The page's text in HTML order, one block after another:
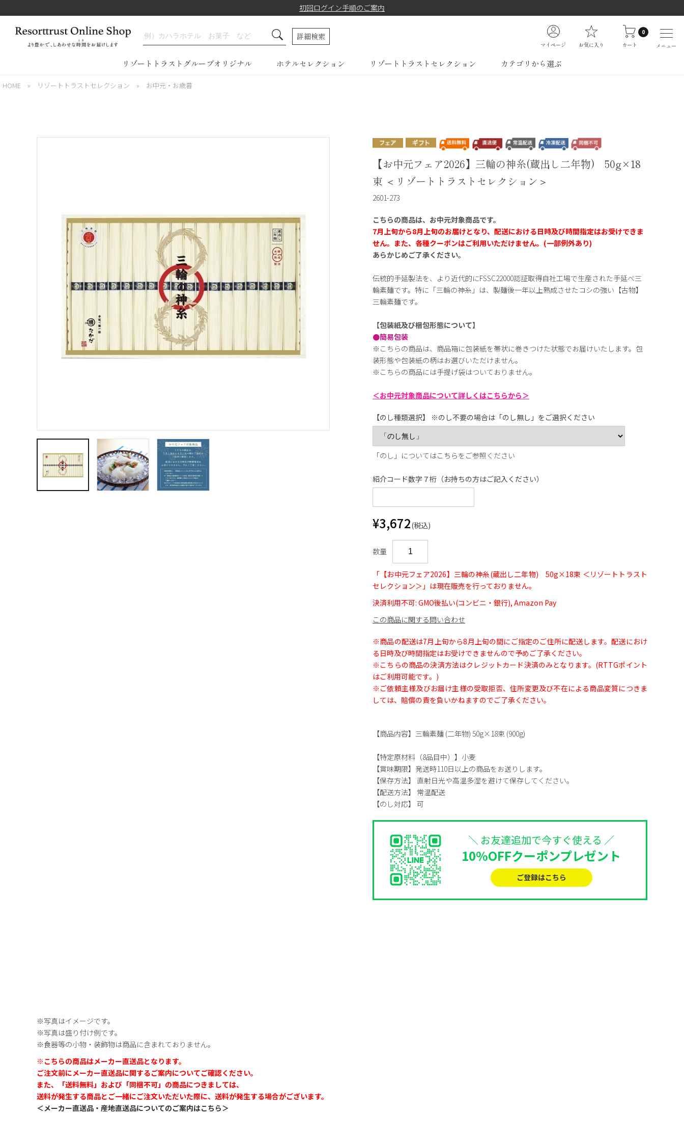
初回ログイン手順のご案内
詳細検索
マイページ お気に入り
0
カート
メニュー
リゾートトラストグループオリジナル ホテルセレクション リゾートトラストセレクション カテゴリから選ぶ
HOME » リゾートトラストセレクション » お中元・お歳暮
【お中元フェア2026】三輪の神糸(蔵出し二年物) 50g×18
束 ＜リゾートトラストセレクション＞
2601-273
こちらの商品は、お中元対象商品です。
7月上旬から8月上旬のお届けとなり、配送における日時及び時間指定はお受けできま
せん。また、各種クーポンはご利用いただけません。(一部例外あり)
あらかじめご了承ください。
伝統的手延製法を、より近代的にFSSC22000認証取得自社工場で生産された手延べ三
輪素麺です。特に「三輪の神糸」は、製麺後一年以上熟成させたコシの強い【古物】
三輪素麺です。
【包装紙及び梱包形態について】
●簡易包装
※こちらの商品は、商品箱に包装紙を帯状に巻きつけた状態でお届けいたします。包
装形態や包装紙の柄はお選びいただけません。
※こちらの商品には手提げ袋はついておりません。
＜お中元対象商品について詳しくはこちらから＞
【のし種類選択】 ※のし不要の場合は「のし無し」をご選択ください
「のし」についてはこちらをご参照ください
紹介コード数字７桁（お持ちの方はご記入ください）
¥3,672(税込)
数量
「【お中元フェア2026】三輪の神糸(蔵出し二年物) 50g×18束 ＜リゾートトラスト
セレクション＞」は現在販売を行っておりません。
決済利用不可: GMO後払い(コンビニ・銀行), Amazon Pay
この商品に関する問い合わせ
※商品の配送は7月上旬から8月上旬の間にご指定のご住所に配送します。配送におけ
る日時及び時間指定はお受けできませんので予めご了承ください。
※こちらの商品の決済方法はクレジットカード決済のみとなります。(RTTGポイント
はご利用可能です。)
※ご依頼主様及びお届け主様の受取拒否、住所変更及び不在による商品変質につきま
しては、賠償の責を負いかねますのでご了承ください。
【商品内容】 三輪素麺 (二年物) 50g×18束 (900g)
【特定原材料（8品目中）】 小麦
【賞味期限】 発送時110日以上の商品をお送りします。
【保存方法】
直射日光や高温多湿を避けて保存してください。
【配送方法】
常温配送
【のし対応】 可
＼ お友達追加で今すぐ使える ／
10%OFFクーポンプレゼント
ご登録はこちら
※写真はイメージです。
※写真は盛り付け例です。
※食器等の小物・装飾物は商品に含まれておりません。
※こちらの商品はメーカー直送品となります。
ご注文前にメーカー直送品に関するご案内についてご確認ください。
また、「送料無料」および「同梱不可」の商品につきましては、
送料が発生する商品とご一緒にご注文いただいた際に、送料が発生する場合がございます。
＜メーカー直送品・産地直送品についてのご案内はこちら＞